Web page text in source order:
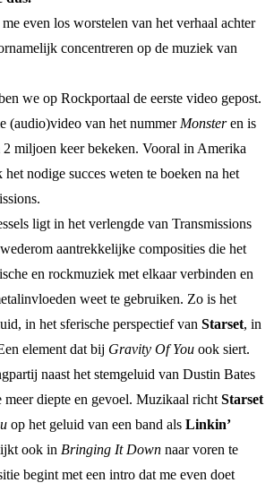
even los worstelen van het verhaal achter
concentreren op de muziek van
we op Rockportaal de eerste video gepost.
(audio)video van het nummer Monsteren is
miljoen keer bekeken. Vooral in Amerika
het nodige succes weten te boeken na het
ligt in het verlengde van Transmissions
aantrekkelijke composities die het
en rockmuziek met elkaar verbinden en
weet te gebruiken. Zo is het
in het sferische perspectief van Starset, in
element dat bij Gravity Of You ook siert.
naast het stemgeluid van Dustin Bates
meer diepte en gevoel. Muzikaal richt Starset
op het geluid van een band als Linkin’
ook in Bringing It Down naar voren te
begint met een intro dat me even doet